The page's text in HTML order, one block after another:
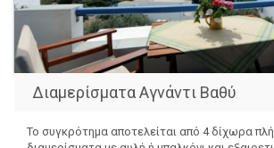
Διαμερίσματα Αγνάντι Βαθύ
Το συγκρότημα αποτελείται από 4 δίχωρα